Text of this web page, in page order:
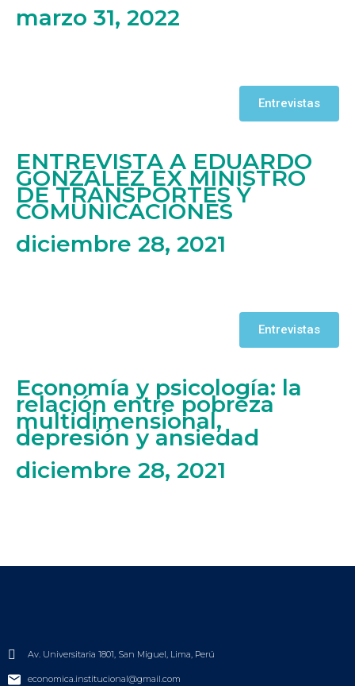
marzo 31, 2022
Entrevistas
ENTREVISTA A EDUARDO
GONZÁLEZ EX MINISTRO
DE TRANSPORTES Y
COMUNICACIONES
diciembre 28, 2021
Entrevistas
Economía y psicología: la
relación entre pobreza
multidimensional,
depresión y ansiedad
diciembre 28, 2021
Av. Universitaria 1801, San Miguel, Lima, Perú
economica.institucional@gmail.com